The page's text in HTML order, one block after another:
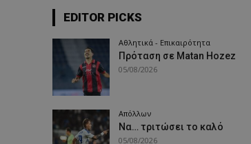
EDITOR PICKS
Αθλητικά - Επικαιρότητα
Πρόταση σε Matan Hozez
05/08/2026
Απόλλων
Να… τριτώσει το καλό
05/08/2026